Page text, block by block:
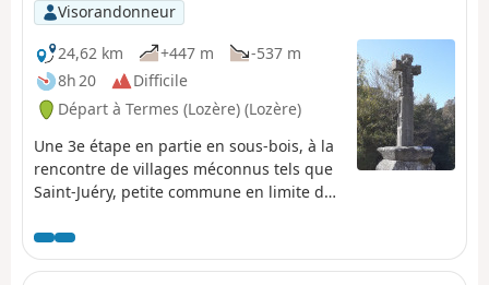
Visorandonneur
24,62 km
+447 m
-537 m
8h 20
Difficile
Départ à Termes (Lozère) (Lozère)
Une 3e étape en partie en sous-bois, à la
rencontre de villages méconnus tels que
Saint-Juéry, petite commune en limite du
ou Brion et son église au patrimoine
historique exceptionnel.